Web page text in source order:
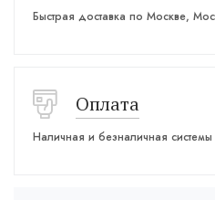
Быстрая доставка по Москве,
Оплата
Наличная и безналичная системы